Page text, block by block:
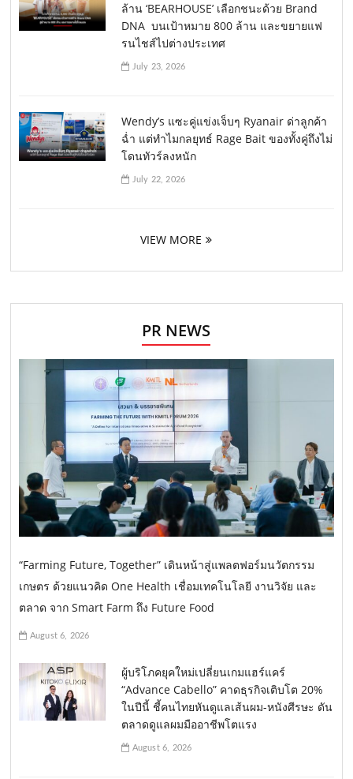
ล้าน ‘BEARHOUSE’ เลือกชนะด้วย Brand
DNA บนเป้าหมาย 800 ล้าน และขยายแฟ
รนไชส์ไปต่างประเทศ
July 23, 2026
Wendy’s แซะคู่แข่งเจ็บๆ Ryanair ด่าลูกค้า
ฉ่ำ แต่ทำไมกลยุทธ์ Rage Bait ของทั้งคู่ถึงไม่
โดนทัวร์ลงหนัก
July 22, 2026
VIEW MORE
PR NEWS
“Farming Future, Together” เดินหน้าสู่แพลตฟอร์มนวัตกรรม
เกษตร ด้วยแนวคิด One Health เชื่อมเทคโนโลยี งานวิจัย และ
ตลาด จาก Smart Farm ถึง Future Food
August 6, 2026
ผู้บริโภคยุคใหม่เปลี่ยนเกมแฮร์แคร์
“Advance Cabello” คาดธุรกิจเติบโต 20%
ในปีนี้ ชี้คนไทยหันดูแลเส้นผม-หนังศีรษะ ดัน
ตลาดดูแลผมมืออาชีพโตแรง
August 6, 2026